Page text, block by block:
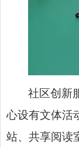
社区创新
心设有文体活
站、共享阅读